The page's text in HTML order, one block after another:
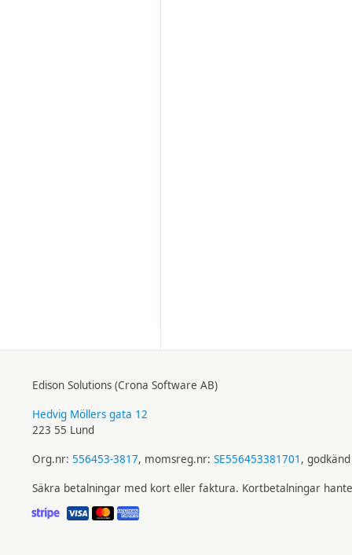
Edison Solutions (Crona Software AB)
Hedvig Möllers gata 12
223 55 Lund
Org.nr: 556453-3817, momsreg.nr: SE556453381701 ,
Säkra betalningar med kort eller faktura. Kortbetalningar